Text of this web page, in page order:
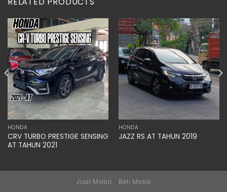
HONDA
CRV TURBO PRESTIGE SENSING
AT TAHUN 2021
HONDA
JAZZ RS AT TAHUN 2019
Jual Mobil Beli Mobil